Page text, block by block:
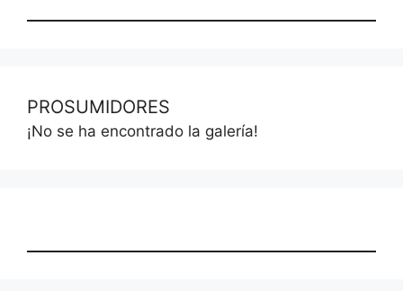
PROSUMIDORES
¡No se ha encontrado la galería!